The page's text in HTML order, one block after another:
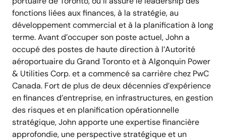
fonctions liées aux finances, à la stratégie, au
développement commercial et à la planification à long
terme. Avant d’occuper son poste actuel, John a
occupé des postes de haute direction à l’Autorité
aéroportuaire du Grand Toronto et à Algonquin Power
& Utilities Corp. et a commencé sa carrière chez PwC
Canada. Fort de plus de deux décennies d’expérience
en finances d’entreprise, en infrastructures, en gestion
des risques et en planification opérationnelle
stratégique, John apporte une expertise financière
approfondie, une perspective stratégique et un